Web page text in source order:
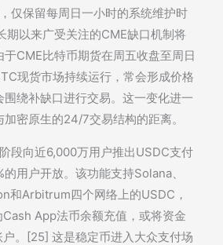
仅保留每周日一小时的系统维护时
期以来广受关注的CME缺口机制将
CME比特币期货在周五收盘至周日
现货市场持续运行，常会形成价格
绕补缺口进行交易。这一变化进一
密原生的24/7交易结构的距离。
段向近6,000万用户推出USDC支付
用户开放。该功能支持Solana、
和Arbitrum四个网络上的USDC，
App法币余额充值，或将资金
。[25] 这是稳定币进入大众支付场